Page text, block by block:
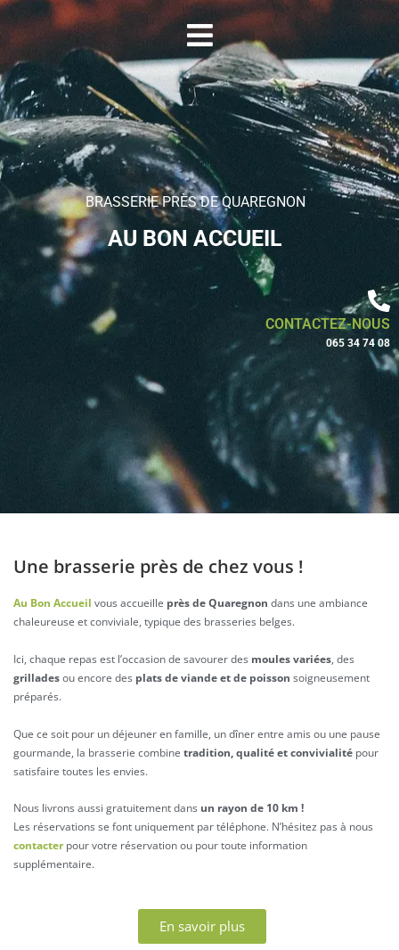
BRASSERIE PRÈS DE QUAREGNON
AU BON ACCUEIL
CONTACTEZ-NOUS
065 34 74 08
Une brasserie près de chez vous !
Au Bon Accueil vous accueille près de Quaregnon dans une ambiance
chaleureuse et conviviale, typique des brasseries belges.
Ici, chaque repas est l’occasion de savourer des moules variées, des
grilladesou encore des plats de viande et de poisson soigneusement
préparés.
Que ce soit pour un déjeuner en famille, un dîner entre amis ou une pause
gourmande, la brasserie combine tradition, qualité et convivialité pour
satisfaire toutes les envies.
Nous livrons aussi gratuitement dans un rayon de 10 km !
Les réservations se font uniquement par téléphone. N’hésitez pas à nous
contacter pour votre réservation ou pour toute information
supplémentaire.
En savoir plus